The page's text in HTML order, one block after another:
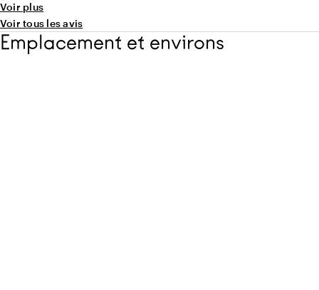
zaal hier zeer geschikt voor.
Voir plus
Voir tous les avis
Emplacement et environs